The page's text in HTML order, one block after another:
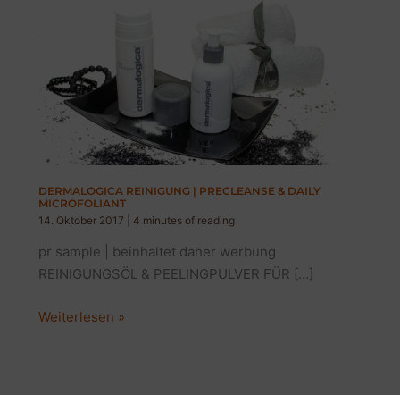
DERMALOGICA REINIGUNG | PRECLEANSE & DAILY
MICROFOLIANT
14. Oktober 2017
4 minutes of reading
pr sample | beinhaltet daher werbung
REINIGUNGSÖL & PEELINGPULVER FÜR […]
DERMALOGICA
Weiterlesen »